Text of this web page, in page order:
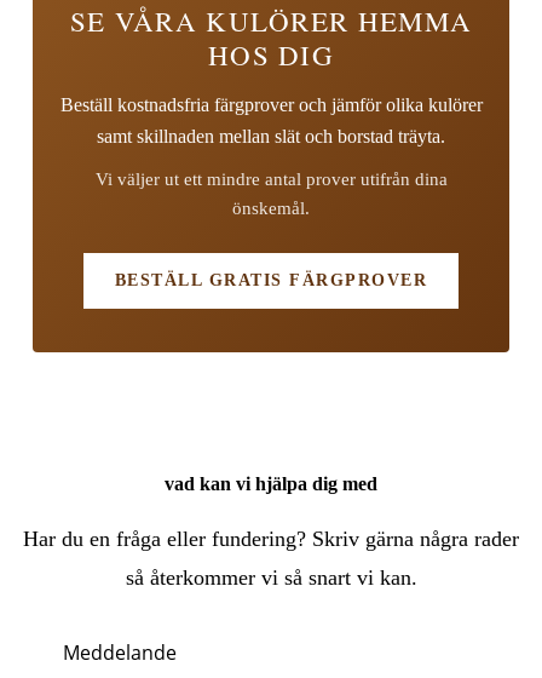
SE VÅRA KULÖRER HEMMA
HOS DIG
Beställ kostnadsfria färgprover och jämför olika kulörer
samt skillnaden mellan slät och borstad träyta.
Vi väljer ut ett mindre antal prover utifrån dina
önskemål.
BESTÄLL GRATIS FÄRGPROVER
vad kan vi hjälpa dig med
Har du en fråga eller fundering? Skriv gärna några rader
så återkommer vi så snart vi kan.
Meddelande